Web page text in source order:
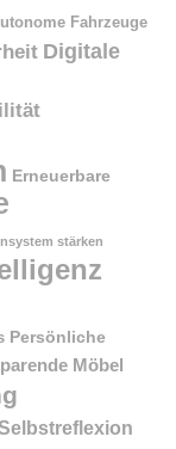
Fahrzeuge
Digitale
Erneuerbare
stärken
Persönliche
Möbel